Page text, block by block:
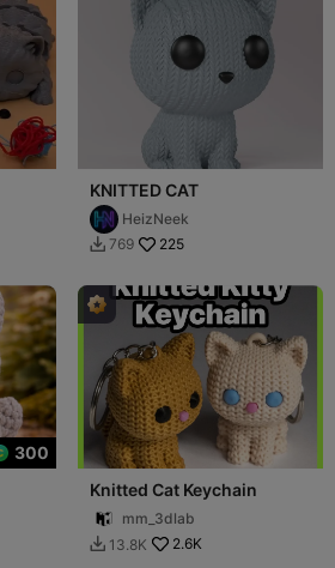
KNITTED CAT
HeizNeek
 769 225
300
Knitted Cat Keychain
mm_3dlab
 13.8K 2.6K